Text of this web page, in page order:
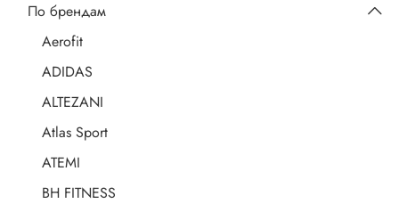
По брендам
Aerofit
ADIDAS
ALTEZANI
Atlas Sport
ATEMI
BH FITNESS